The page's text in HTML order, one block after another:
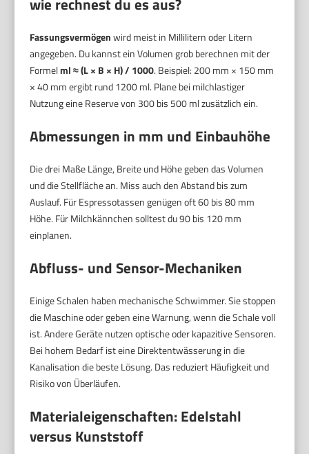
Fassungsvermögenwird meist in Millilitern oder Litern
angegeben. Du kannst ein Volumen grob berechnen mit der
Formelml ≈ (L × B × H) / 1000. Beispiel: 200 mm × 150 mm
× 40 mm ergibt rund 1200 ml. Plane bei milchlastiger
Nutzung eine Reserve von 300 bis 500 ml zusätzlich ein.
Abmessungen in mm und Einbauhöhe
Die drei Maße Länge, Breite und Höhe geben das Volumen
und die Stellfläche an. Miss auch den Abstand bis zum
Auslauf. Für Espressotassen genügen oft 60 bis 80 mm
Höhe. Für Milchkännchen solltest du 90 bis 120 mm
einplanen.
Abfluss- und Sensor-Mechaniken
Einige Schalen haben mechanische Schwimmer. Sie stoppen
die Maschine oder geben eine Warnung, wenn die Schale voll
ist. Andere Geräte nutzen optische oder kapazitive Sensoren.
Bei hohem Bedarf ist eine Direktentwässerung in die
Kanalisation die beste Lösung. Das reduziert Häufigkeit und
Risiko von Überläufen.
Materialeigenschaften: Edelstahl
versus Kunststoff